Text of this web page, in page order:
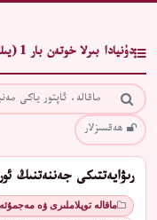
دۇنيادا بىرلا خوتەن بار 1 (يىللار، ئادەملەر، ۋەقەلەر)
ھەقسىزلار
رىۋايەتتىكى جەننەتنىڭ
ماقالە توپلاملىرى ۋە